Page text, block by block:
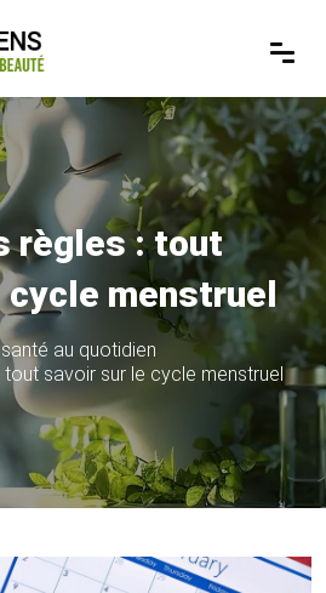
règles : tout
cycle menstruel
au quotidien
savoir sur le cycle menstruel